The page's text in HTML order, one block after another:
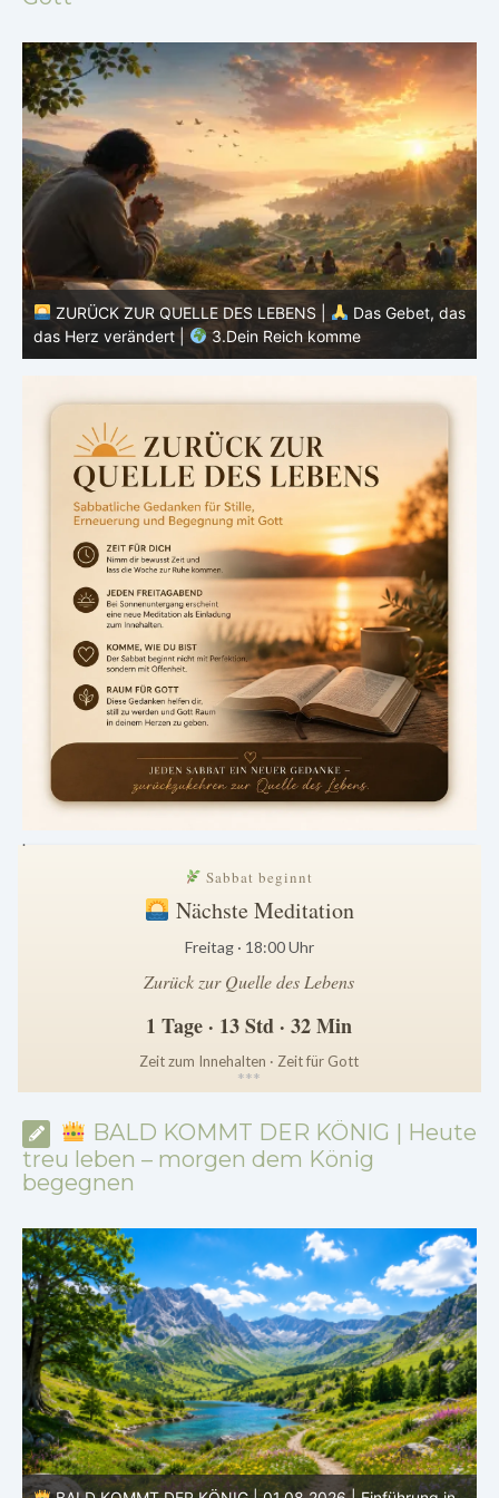
ZURÜCK ZUR QUELLE DES LEBENS |
Das Gebet, das
das Herz verändert |
2.Geheiligt werde dein Name
.
Sabbat beginnt
Nächste Meditation
Freitag · 18:00 Uhr
Zurück zur Quelle des Lebens
1 Tage · 13 Std · 32 Min
Zeit zum Innehalten · Zeit für Gott
***
BALD KOMMT DER KÖNIG | Heute
treu leben – morgen dem König
begegnen